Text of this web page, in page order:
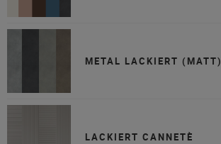
METAL LACKIERT (MATT)
LACKIERT CANNETÈ